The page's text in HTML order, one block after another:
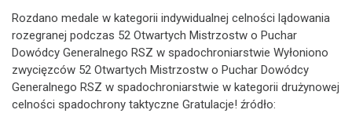
Rozdano medale w kategorii indywidualnej celności lądowania
rozegranej podczas 52 Otwartych Mistrzostw o Puchar
Dowódcy Generalnego RSZ w spadochroniarstwie Wyłoniono
zwycięzców 52 Otwartych Mistrzostw o Puchar Dowódcy
Generalnego RSZ w spadochroniarstwie w kategorii drużynowej
celności spadochrony taktyczne Gratulacje! źródło: